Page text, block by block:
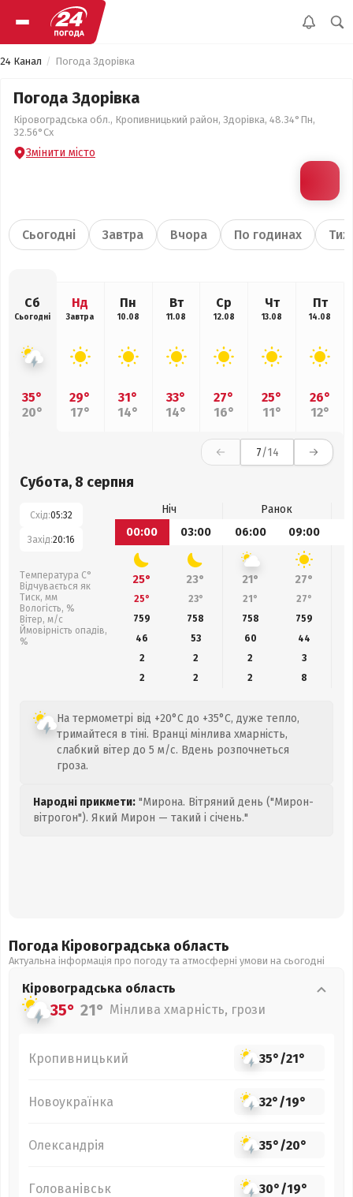
24 Канал Погода Здорівка
Погода Здорівка
Кіровоградська обл., Кропивницький район, Здорівка, 48.34°Пн,
32.56°Сх
Змінити місто
Сьогодні Завтра Вчора По годинах
Сб
Сьогодні
35°
20°
Нд
Завтра
29°
17°
Пн
10.08
31°
14°
Вт
11.08
33°
14°
Ср
12.08
27°
16°
Чт
13.08
25°
11°
Пт
14.08
26°
12°
7/14
Субота, 8 серпня
Схід:05:32
Захід:20:16
Температура С°
Відчувається як
Тиск, мм
Вологість, %
Вітер, м/с
Ймовірність опадів,
%
Ніч
Ранок
00:00
03:00 06:00 09:00
25° 23° 21° 27°
25° 23° 21° 27°
759
758 758 759
46
53 60 44
2
2 2
3
2
2 2 8
На термометрі від +20°C до +35°C, дуже тепло,
тримайтеся в тіні. Вранці мінлива хмарність,
слабкий вітер до 5 м/с. Вдень розпочнеться
гроза.
Народні прикмети: "Мирона. Вітряний день ("Мирон-
вітрогон"). Який Мирон — такий і січень."
Погода Кіровоградська область
Актуальна інформація про погоду та атмосферні умови на сьогодні
Кіровоградська область
35° 21° Мінлива хмарність, грози
Кропивницький 35°/21°
Новоукраїнка 32°/19°
Олександрія 35°/20°
Голованівськ 30°/19°